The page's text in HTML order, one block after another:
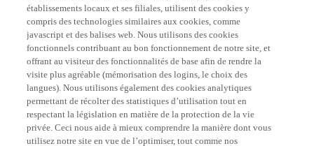
établissements locaux et ses filiales, utilisent des cookies y
compris des technologies similaires aux cookies, comme
javascript et des balises web. Nous utilisons des cookies
fonctionnels contribuant au bon fonctionnement de notre site, et
offrant au visiteur des fonctionnalités de base afin de rendre la
visite plus agréable (mémorisation des logins, le choix des
langues). Nous utilisons également des cookies analytiques
permettant de récolter des statistiques d’utilisation tout en
respectant la législation en matière de la protection de la vie
privée. Ceci nous aide à mieux comprendre la manière dont vous
utilisez notre site en vue de l’optimiser, tout comme nos